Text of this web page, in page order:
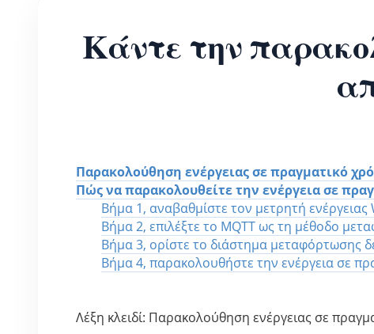
Κάντε την
Παρακολούθηση ενέργειας σε πραγματικό
Πώς να παρακολουθείτε την ενέργεια σε
Βήμα 1, αναβαθμίστε τον μετρητή
Βήμα 2, επιλέξτε το MQTT ως τη μέθοδο
Βήμα 3, ορίστε το διάστημα μεταφόρτωσης
Βήμα 4, παρακολουθήστε την ενέργεια σε
Λέξη κλειδί: Παρακολούθηση ενέργειας σε